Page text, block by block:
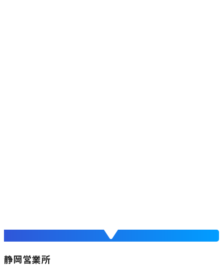
静岡営業所